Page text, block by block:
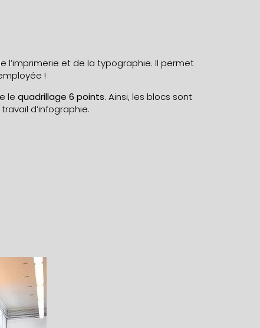
l’imprimerie et de la typographie. Il permet
!
le quadrillage 6 points. Ainsi, les blocs sont
d’infographie.